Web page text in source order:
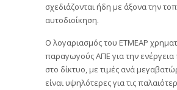
σχεδιάζονται ήδη με άξονα την
αυτοδιοίκηση.
Ο λογαριασμός του ΕΤΜΕΑΡ
παραγωγούς ΑΠΕ για την
στο δίκτυο, με τιμές ανά
είναι υψηλότερες για τις